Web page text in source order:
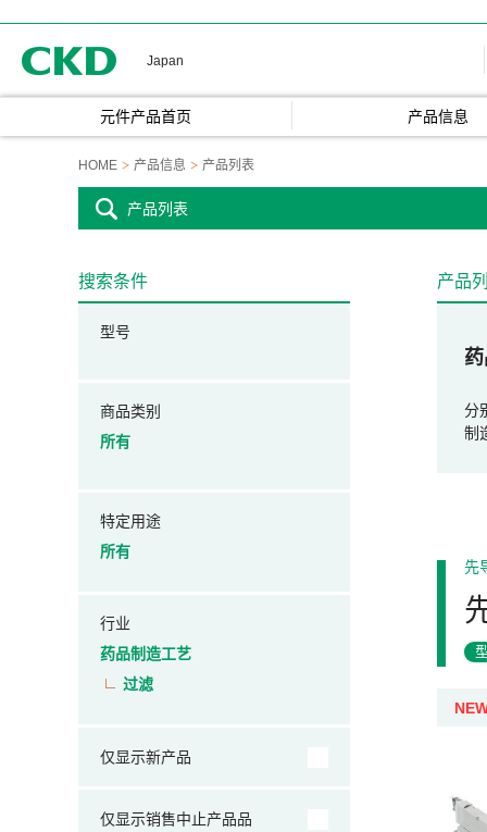
Japan
元件产品首页 产品信息
HOME 产品信息 产品列表
产品列表
产品
分
制
先
搜索条件
型号
商品类别
所有
特定用途
所有
行业
药品制造工艺
过滤
仅显示新产品
仅显示销售中止产品品